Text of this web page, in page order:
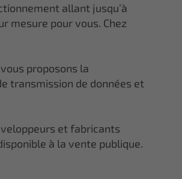
allant jusqu’à
mesure pour vous. Chez
proposons la
transmission de données et
et fabricants
à la vente publique.